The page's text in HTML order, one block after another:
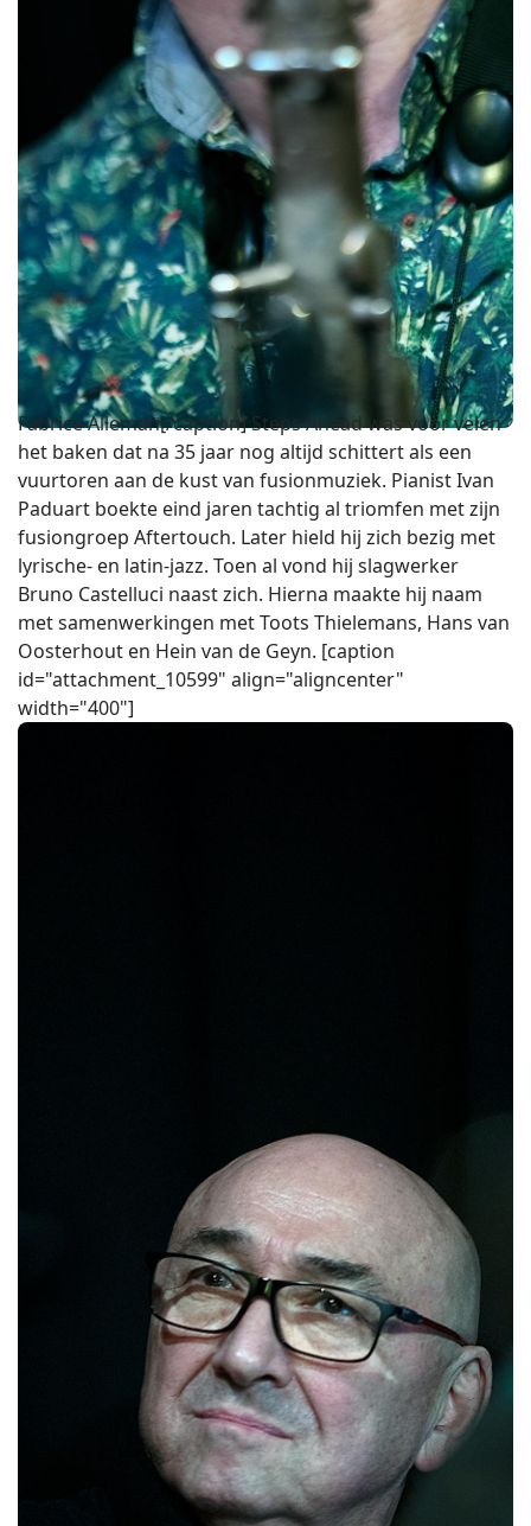
Fabrice Alleman[/caption] Steps Ahead was voor velen
het baken dat na 35 jaar nog altijd schittert als een
vuurtoren aan de kust van fusionmuziek. Pianist Ivan
Paduart boekte eind jaren tachtig al triomfen met zijn
fusiongroep Aftertouch. Later hield hij zich bezig met
lyrische- en latin-jazz. Toen al vond hij slagwerker
Bruno Castelluci naast zich. Hierna maakte hij naam
met samenwerkingen met Toots Thielemans, Hans van
Oosterhout en Hein van de Geyn. [caption
id="attachment_10599" align="aligncenter"
width="400"]